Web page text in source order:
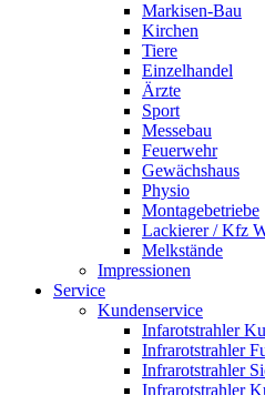
Markisen-Bau
Kirchen
Tiere
Einzelhandel
Ärzte
Sport
Messebau
Feuerwehr
Gewächshaus
Physio
Montagebetriebe
Lackierer / Kfz
Melkstände
Impressionen
Service
Kundenservice
Infarotstrahler
Infrarotstrahler
Infrarotstrahler
Infrarotstrahler